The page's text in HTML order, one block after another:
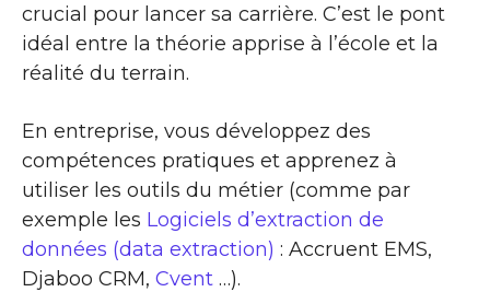
crucial pour lancer sa carrière. C’est le pont
idéal entre la théorie apprise à l’école et la
réalité du terrain.
En entreprise, vous développez des
compétences pratiques et apprenez à
utiliser les outils du métier (comme par
exemple les Logiciels d’extraction de
données (data extraction) : Accruent EMS,
Djaboo CRM, Cvent …).